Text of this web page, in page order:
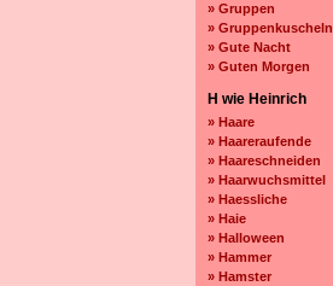
» Gruppen
» Gruppenkuscheln
» Gute Nacht
» Guten Morgen
H wie Heinrich
» Haare
» Haareraufende
» Haareschneiden
» Haarwuchsmittel
» Haessliche
» Haie
» Halloween
» Hammer
» Hamster